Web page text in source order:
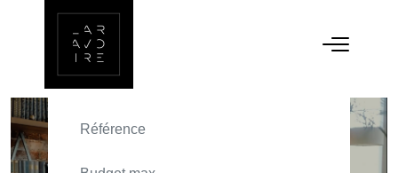
ACHETER
TEXT_SEARCH_SELECTIONNEZ